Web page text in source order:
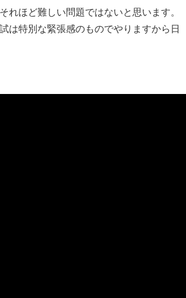
れほど難しい問題ではないと思います。
は特別な緊張感のものでやりますから日